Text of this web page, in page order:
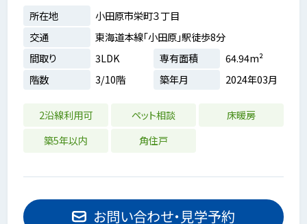
所在地
小田原市栄町３丁目
交通
東海道本線「小田原」駅徒歩8分
間取り
3LDK 専有面積
64.94m²
階数
3/10階 築年月 2024年03月
2沿線利用可 ペット相談
床暖房
築5年以内
角住戸
お問い合わせ・見学予約